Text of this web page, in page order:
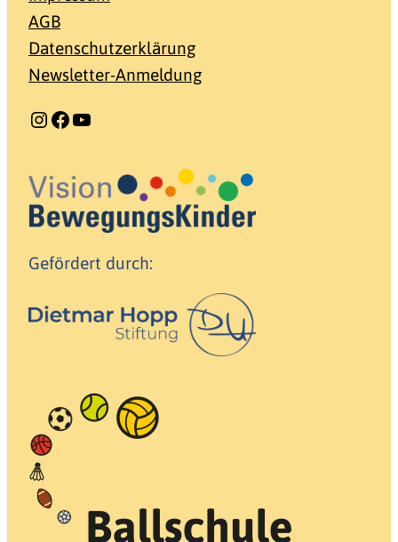
AGB
Datenschutzerklärung
Newsletter-Anmeldung
Instagram Facebook YouTube
Gefördert durch: